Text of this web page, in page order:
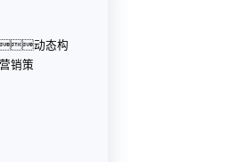
动态构
销策